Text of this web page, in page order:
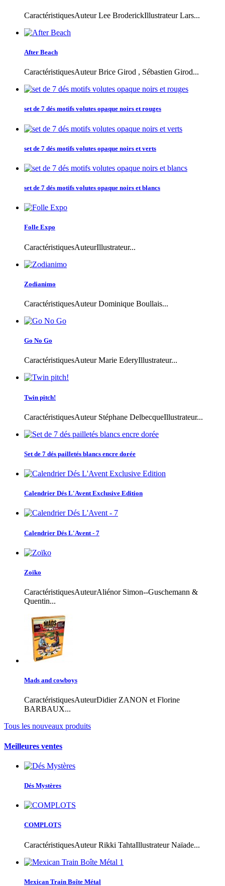
CaractéristiquesAuteur Lee BroderickIllustrateur Lars...
After Beach
CaractéristiquesAuteur Brice Girod , Sébastien Girod...
set de 7 dés motifs volutes opaque noirs et rouges
set de 7 dés motifs volutes opaque noirs et verts
set de 7 dés motifs volutes opaque noirs et blancs
Folle Expo
CaractéristiquesAuteurIllustrateur...
Zodianimo
CaractéristiquesAuteur Dominique Boullais...
Go No Go
CaractéristiquesAuteur Marie EderyIllustrateur...
Twin pitch!
CaractéristiquesAuteur Stéphane DelbecqueIllustrateur...
Set de 7 dés pailletés blancs encre dorée
Calendrier Dés L'Avent Exclusive Edition
Calendrier Dés L'Avent - 7
Zoïko
CaractéristiquesAuteurAliénor Simon--Guschemann &
Quentin...
Mads and cowboys
CaractéristiquesAuteurDidier ZANON et Florine
BARBAUX...
Tous les nouveaux produits
Meilleures ventes
Dés Mystères
COMPLOTS
CaractéristiquesAuteur Rikki TahtaIllustrateur Naïade...
Mexican Train Boîte Métal